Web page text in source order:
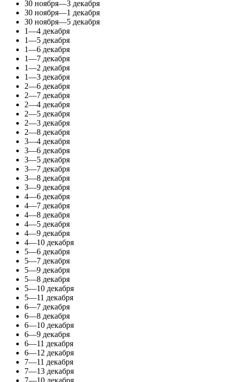
30 ноября—3 декабря
30 ноября—1 декабря
30 ноября—5 декабря
1—4 декабря
1—5 декабря
1—6 декабря
1—7 декабря
1—2 декабря
1—3 декабря
2—6 декабря
2—7 декабря
2—4 декабря
2—5 декабря
2—3 декабря
2—8 декабря
3—4 декабря
3—6 декабря
3—5 декабря
3—7 декабря
3—8 декабря
3—9 декабря
4—6 декабря
4—7 декабря
4—8 декабря
4—5 декабря
4—9 декабря
4—10 декабря
5—6 декабря
5—7 декабря
5—9 декабря
5—8 декабря
5—10 декабря
5—11 декабря
6—7 декабря
6—8 декабря
6—10 декабря
6—9 декабря
6—11 декабря
6—12 декабря
7—11 декабря
7—13 декабря
7—10 декабря